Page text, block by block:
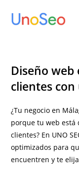
Diseño web
clientes
¿Tu negocio en
porque tu web está
clientes? En UNO
optimizados para
encuentren y te